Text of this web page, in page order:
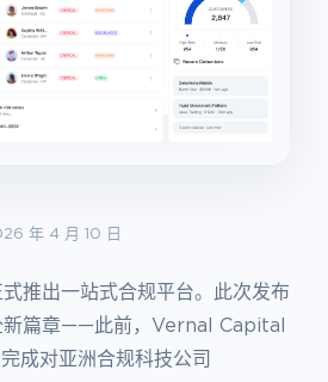
年 4 月 10 日
推出一站式合规平台。此次发布
新篇章——此前，Vernal Capital
成对亚洲合规科技公司